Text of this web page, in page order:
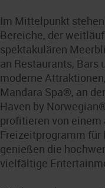
Im Mittelpunkt
Bereiche, der
spektakulären
an Restaurants, Bars
moderne
Mandara Spa®, an
Haven by
profitieren von
Freizeitprogramm für
genießen die
vielfältige